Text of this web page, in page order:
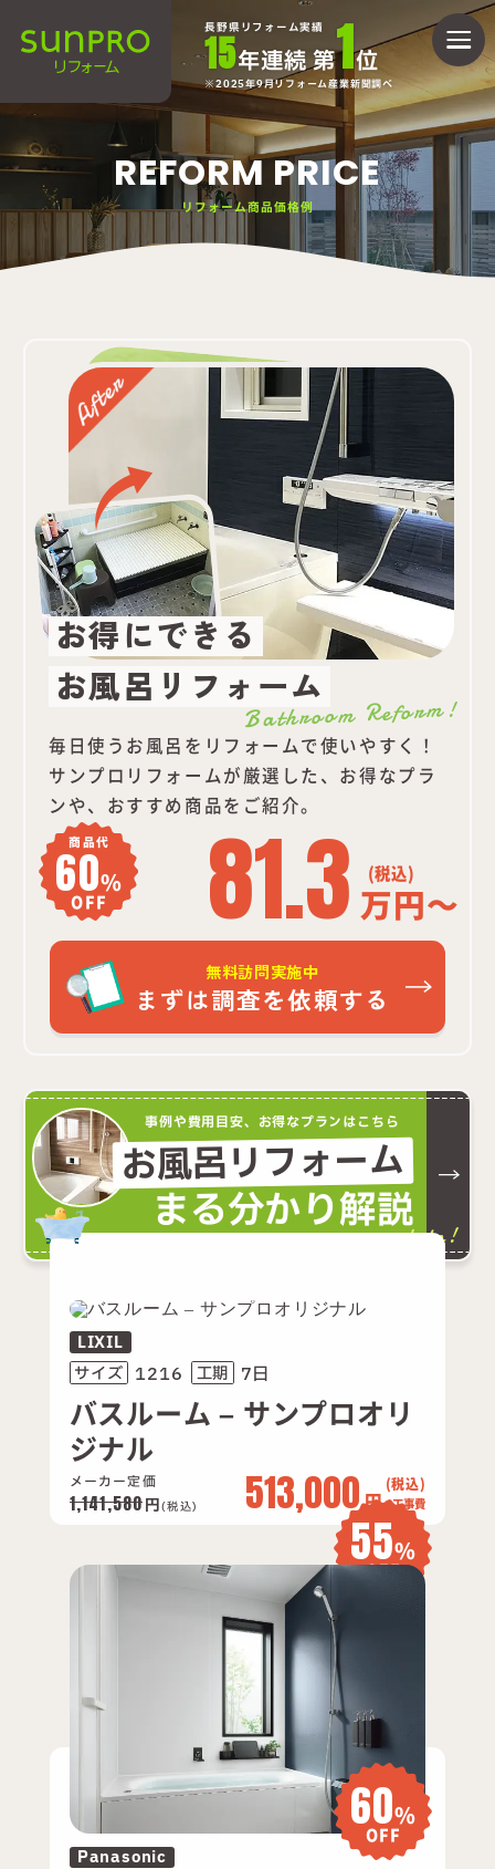
長野県リフォーム実績
15年連続 第1位
2025年9月リフォーム産業新聞調べ
REFORM PRICE
リフォーム商品価格例
Bathroom Reform!
お得にできる
お風呂リフォーム
毎日使うお風呂をリフォームで使いやすく！
サンプロリフォームが厳選した、お得なプラ
ンや、おすすめ商品をご紹介。
商品代
60%
OFF 81.3 万円～
無料訪問実施中
まずは調査を依頼する
事例や費用目安、お得なプランはこちら
お風呂リフォーム
まる分かり解説
complete!
55%
OFF
LIXIL
サイズ 1216 工期 7日
バスルーム – サンプロオリ
ジナル
メーカー定価
1,141,580円(税込) 513,000円+ 工事費
60%
OFF
Panasonic